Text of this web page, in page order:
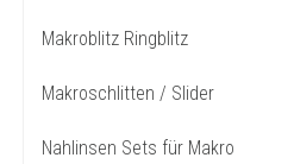
Makroblitz Ringblitz
Makroschlitten / Slider
Nahlinsen Sets für Makro